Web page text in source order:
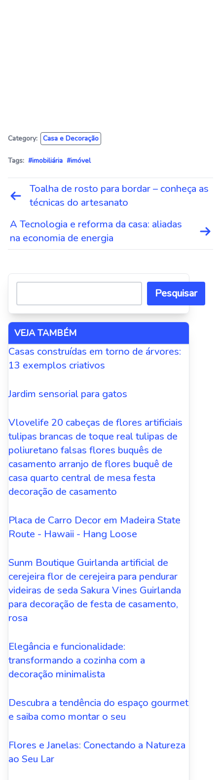
Category: Casa e Decoração
Tags: #imobiliária #imóvel
Navegação
de
Toalha de rosto para bordar – conheça as
técnicas do artesanato
A Tecnologia e reforma da casa: aliadas
na economia de energia
Pesquisar
VEJA TAMBÉM
Casas construídas em torno de árvores:
13 exemplos criativos
Jardim sensorial para gatos
Vlovelife 20 cabeças de flores artificiais
tulipas brancas de toque real tulipas de
poliuretano falsas flores buquês de
casamento arranjo de flores buquê de
casa quarto central de mesa festa
decoração de casamento
Placa de Carro Decor em Madeira State
Route - Hawaii - Hang Loose
Sunm Boutique Guirlanda artificial de
cerejeira flor de cerejeira para pendurar
videiras de seda Sakura Vines Guirlanda
para decoração de festa de casamento,
rosa
Elegância e funcionalidade:
transformando a cozinha com a
decoração minimalista
Descubra a tendência do espaço gourmet
e saiba como montar o seu
Flores e Janelas: Conectando a Natureza
ao Seu Lar